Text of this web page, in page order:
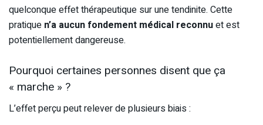
quelconque effet thérapeutique sur une tendinite. Cette
pratique n’a aucun fondement médical reconnuet est
potentiellement dangereuse.
Pourquoi certaines personnes disent que ça
« marche » ?
L’effet perçu peut relever de plusieurs biais :